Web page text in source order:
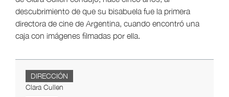
descubrimiento de que su bisabuela fue la primera
directora de cine de Argentina, cuando encontró una
caja con imágenes filmadas por ella.
DIRECCIÓN
Clara Cullen